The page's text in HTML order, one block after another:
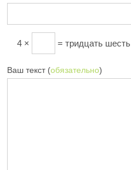
4 × = тридцать шесть
Ваш текст (обязательно)